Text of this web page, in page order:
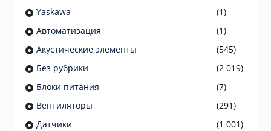
Yaskawa
(1)
Автоматизация
(1)
Акустические элементы
(545)
Без рубрики
(2 019)
Блоки питания
(7)
Вентиляторы
(291)
Датчики
(1 001)